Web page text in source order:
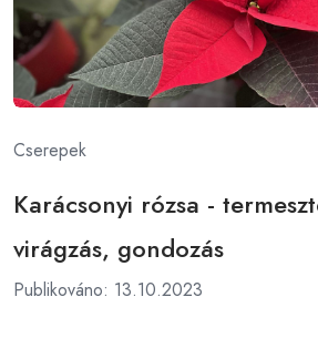
Cserepek
Karácsonyi rózsa -
virágzás, gondozás
Publikováno: 13.10.2023